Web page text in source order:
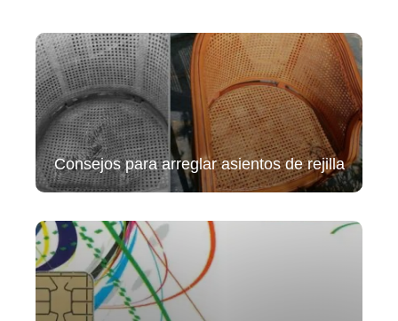
Consejos para arreglar asientos de rejilla